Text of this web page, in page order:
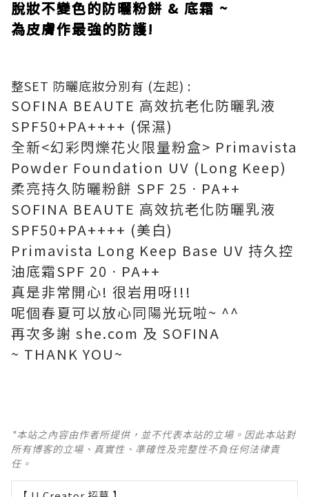
脫妝不變色的防曬粉餅 & 底霜 ~
為皮膚作最強的防護!
整SET 防曬底妝分別有 (左起) :
SOFINA BEAUTE 高效抗老化防曬乳液
SPF50+PA++++ (保濕)
全新<幻彩閃爍花火限量粉盒> Primavista
Powder Foundation UV (Long Keep)
柔亮持久防曬粉餅 SPF 25ㆍPA++
SOFINA BEAUTE 高效抗老化防曬乳液
SPF50+PA++++ (美白)
Primavista Long Keep Base UV 持久控
油底霜SPF 20ㆍPA++
真是非常開心! 很岩用呀!!!
呢個春夏可以放心同陽光玩啦~ ^^
再次多謝 she.com 及 SOFINA
~ THANK YOU~
*本站之內容由作者所提供，並不代表本站的立場。因此本站對
所有博客的立場、真實性、準確性及完整性不負任何法律責
任。